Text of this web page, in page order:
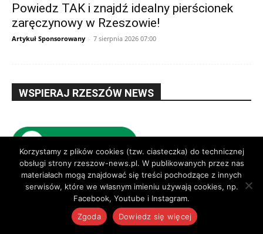
Powiedz TAK i znajdź idealny pierścionek
zaręczynowy w Rzeszowie!
Artykuł Sponsorowany - 7 sierpnia 2026 07:00
WSPIERAJ RZESZÓW NEWS
Reklama
Korzystamy z plików cookies (tzw. ciasteczka) do technicznej
obsługi strony rzeszow-news.pl. W publikowanych przez nas
materiałach mogą znajdować się treści pochodzące z innych
serwisów, które we własnym imieniu używają cookies, np.
Facebook, Youtube i Instagram.
Zgoda
Dowiedz się więcej